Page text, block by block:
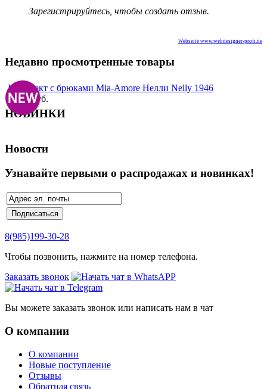
Зарегистрируйтесь, чтобы создать отзыв.
Webseite www.webdesigner-profi.de
Недавно просмотренные товары
Комплект с брюками Mia-Amore Нелли Nelly 1946
3 700 руб.
НОВИНКИ
Новости
Узнавайте первыми о распродажах и новинках!
8(985)199-30-28
Чтобы позвонить, нажмите на номер телефона.
Заказать звонок
Вы можете заказать звонок или написать нам в чат
О компании
О компании
Новые поступление
Отзывы
Обратная связь